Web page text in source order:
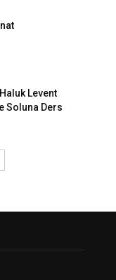
Levent
Soluna Ders